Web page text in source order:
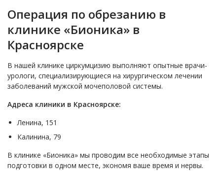
Операция по обрезанию в
клинике «Бионика» в
Красноярске
В нашей клинике циркумцизию выполняют опытные врачи-
урологи, специализирующиеся на хирургическом лечении
заболеваний мужской мочеполовой системы.
Адреса клиники в Красноярске:
Ленина, 151
Калинина, 79
В клинике «Бионика» мы проводим все необходимые этапы
подготовки в одном месте, экономя ваше время и нервы.